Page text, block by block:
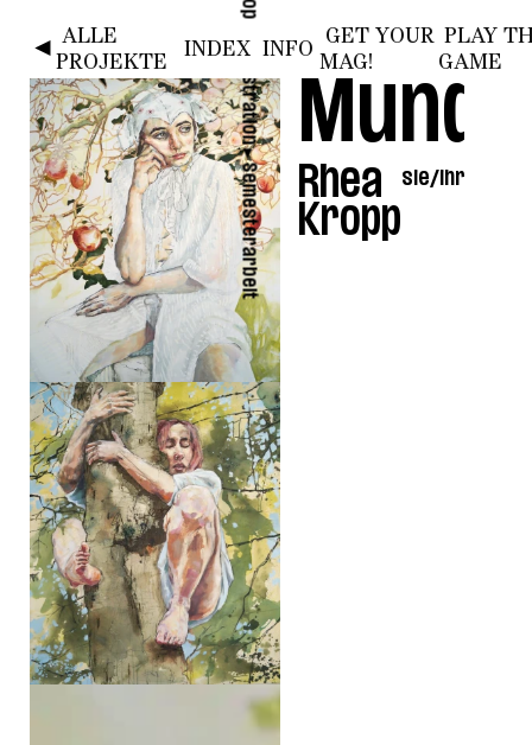
HOME SAMT 1 SAMT 2 SAMT 3 SAMT 4
◄ ALLE
PROJEKTE
INDEX INFO
GET YOUR
MAG!
PLAY
GAME
►
Illustration
►
Semesterarbeit
Rhea
Kropp
sie/ihr